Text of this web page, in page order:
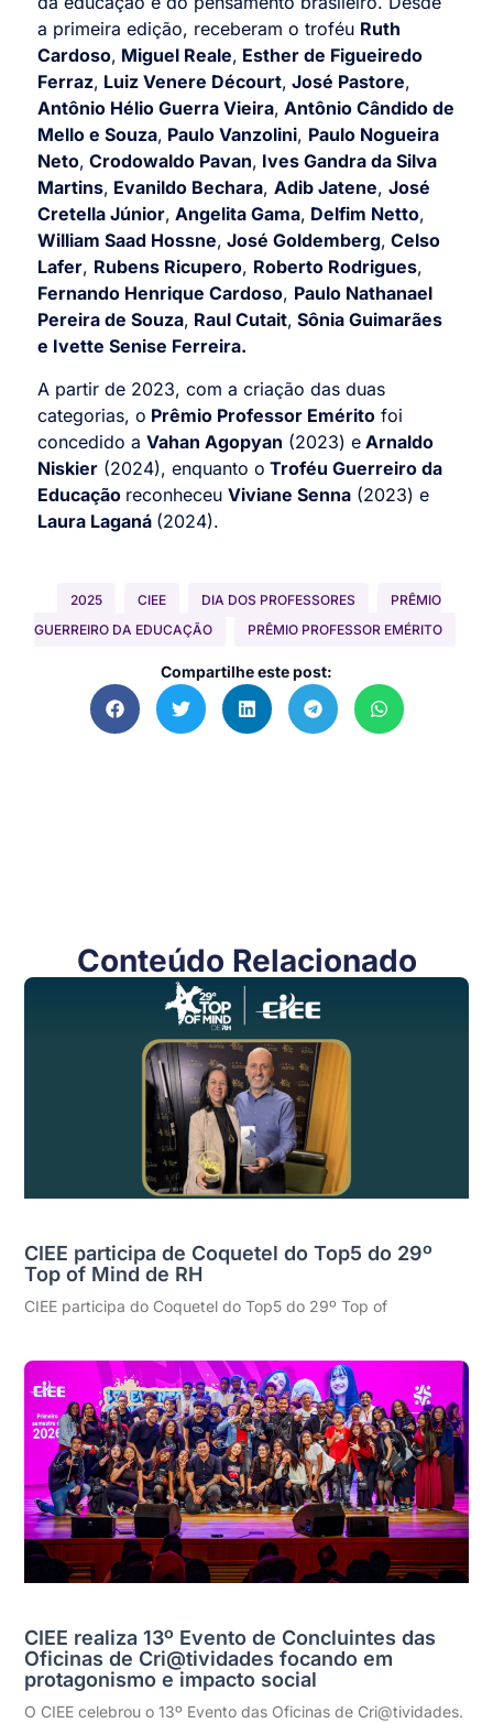
a primeira edição, receberam o troféu Ruth
Cardoso, Miguel Reale, Esther de Figueiredo
Ferraz, Luiz Venere Décourt, José Pastore,
Antônio Hélio Guerra Vieira, Antônio Cândido de
Mello e Souza, Paulo Vanzolini, Paulo Nogueira
Neto, Crodowaldo Pavan, Ives Gandra da Silva
Martins, Evanildo Bechara, Adib Jatene, José
Cretella Júnior, Angelita Gama, Delfim Netto,
William Saad Hossne, José Goldemberg, Celso
Lafer, Rubens Ricupero, Roberto Rodrigues,
Fernando Henrique Cardoso, Paulo Nathanael
Pereira de Souza, Raul Cutait, Sônia Guimarães
e Ivette Senise Ferreira.
A partir de 2023, com a criação das duas
categorias, o Prêmio Professor Emérito foi
concedido a Vahan Agopyan (2023) e Arnaldo
Niskier (2024), enquanto o Troféu Guerreiro da
Educação reconheceu Viviane Senna (2023) e
Laura Laganá (2024).
2025 CIEE DIA DOS PROFESSORES
PRÊMIO
GUERREIRO DA EDUCAÇÃO
PRÊMIO PROFESSOR EMÉRITO
Compartilhe este post:
Conteúdo Relacionado
CIEE participa de Coquetel do Top5 do 29º
Top of Mind de RH
CIEE participa do Coquetel do Top5 do 29º Top of
CIEE realiza 13º Evento de Concluintes das
Oficinas de Cri@tividades focando em
protagonismo e impacto social
O CIEE celebrou o 13º Evento das Oficinas de Cri@tividades.